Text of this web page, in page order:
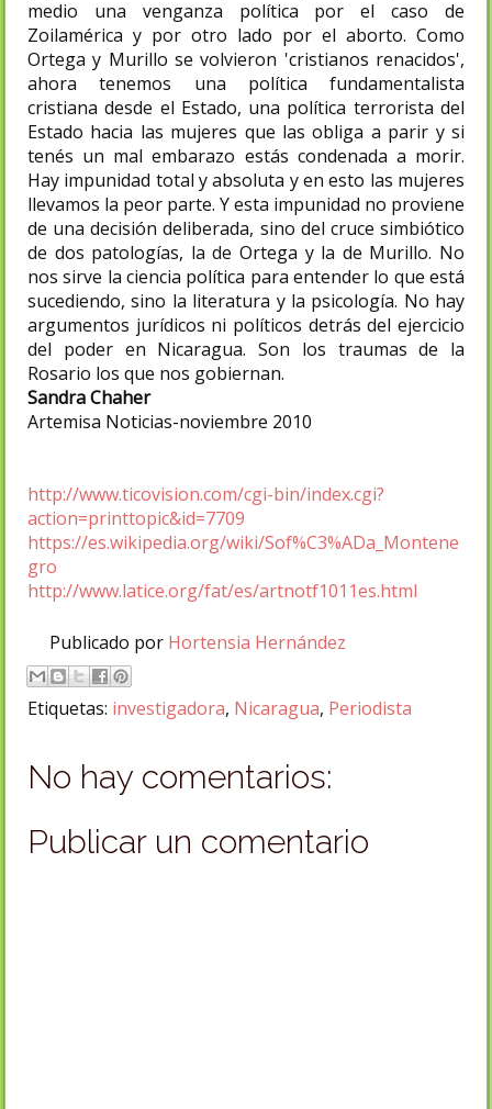
medio una venganza política por el caso de
Zoilamérica y por otro lado por el aborto. Como
Ortega y Murillo se volvieron 'cristianos renacidos',
ahora tenemos una política fundamentalista
cristiana desde el Estado, una política terrorista del
Estado hacia las mujeres que las obliga a parir y si
tenés un mal embarazo estás condenada a morir.
Hay impunidad total y absoluta y en esto las mujeres
llevamos la peor parte. Y esta impunidad no proviene
de una decisión deliberada, sino del cruce simbiótico
de dos patologías, la de Ortega y la de Murillo. No
nos sirve la ciencia política para entender lo que está
sucediendo, sino la literatura y la psicología. No hay
argumentos jurídicos ni políticos detrás del ejercicio
del poder en Nicaragua. Son los traumas de la
Rosario los que nos gobiernan.
Sandra Chaher
Artemisa Noticias-noviembre 2010
http://www.ticovision.com/cgi-bin/index.cgi?
action=printtopic&id=7709
https://es.wikipedia.org/wiki/Sof%C3%ADa_Montene
gro
http://www.latice.org/fat/es/artnotf1011es.html
Publicado por Hortensia Hernández
Etiquetas: investigadora, Nicaragua, Periodista
No hay comentarios:
Publicar un comentario